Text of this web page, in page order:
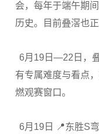
会，每年于端午期
历史。目前叠滘也
6月19日—22日，
有专属难度与看点
燃观赛窗口。
6月19日 📍东胜S